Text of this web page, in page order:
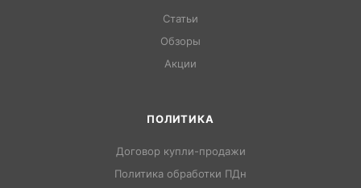
Статьи
Обзоры
Акции
ПОЛИТИКА
Договор купли-продажи
Политика обработки ПДн